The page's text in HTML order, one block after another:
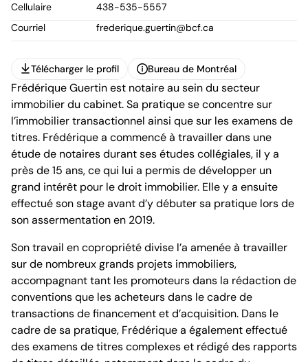
Cellulaire
438-535-5557
Courriel
frederique.guertin@bcf.ca
Télécharger le profil
Télécharger le profil
Bureau de Montréal
Bureau de Montréal
1100, boulevard René-Lévesque Ouest,
25e étage
Montréal (Québec) H3B 5C9
Tél. (514) 397-8500
Fax. (514) 397-8515
info.bcf@bcf.ca
Frédérique Guertin est notaire au sein du secteur
immobilier du cabinet. Sa pratique se concentre sur
l’immobilier transactionnel ainsi que sur les examens de
titres. Frédérique a commencé à travailler dans une
étude de notaires durant ses études collégiales, il y a
près de 15 ans, ce qui lui a permis de développer un
grand intérêt pour le droit immobilier. Elle y a ensuite
effectué son stage avant d’y débuter sa pratique lors de
son assermentation en 2019.
Son travail en copropriété divise l’a amenée à travailler
sur de nombreux grands projets immobiliers,
accompagnant tant les promoteurs dans la rédaction de
conventions que les acheteurs dans le cadre de
transactions de financement et d’acquisition. Dans le
cadre de sa pratique, Frédérique a également effectué
des examens de titres complexes et rédigé des rapports